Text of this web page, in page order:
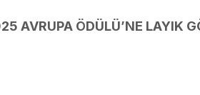
AVRUPA ÖDÜLÜ’NE LAYIK